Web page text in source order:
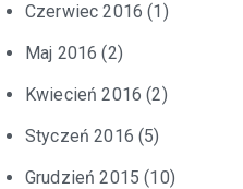
Czerwiec 2016 (1)
Maj 2016 (2)
Kwiecień 2016 (2)
Styczeń 2016 (5)
Grudzień 2015 (10)